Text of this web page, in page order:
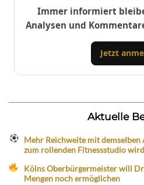
Immer informiert
Analysen und
Jetzt
Aktuelle
Mehr Reichweite mit demselben
zum rollenden Fitnessstudio wird
Kölns Oberbürgermeister will
Mengen noch ermöglichen